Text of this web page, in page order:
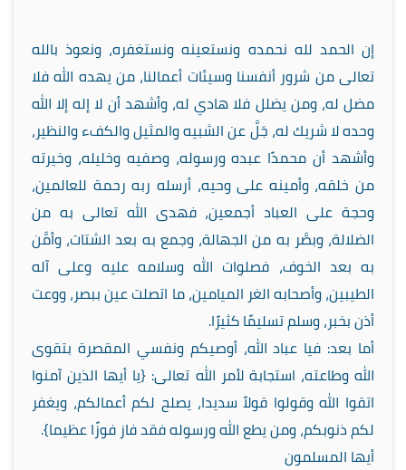
إن الحمد لله نحمده ونستعينه ونستغفره، ونعوذ بالله
تعالى من شرور أنفسنا وسيئات أعمالنا، من يهده الله فلا
مضل له، ومن يضلل فلا هادي له، وأشهد أن لا إله إلا الله
وحده لا شريك له، جَلَّ عن الشبيه والمثيل والكفء والنظير،
وأشهد أن محمدًا عبده ورسوله، وصفيه وخليله، وخيرته
من خلقه، وأمينه على وحيه، أرسله ربه رحمة للعالمين،
وحجة على العباد أجمعين، فهدى الله تعالى به من
الضلالة، وبصَّر به من الجهالة، وجمع به بعد الشتات، وأمَّن
به بعد الخوف، فصلوات الله وسلامه عليه وعلى آله
الطيبين، وأصحابه الغر الميامين، ما اتصلت عين ببصر، ووعت
أذن بخبر، وسلم تسليمًا كثيرًا.
أما بعد: فيا عباد الله، أوصيكم ونفسي المقصرة بتقوى
الله وطاعته، استجابة لأمر الله تعالى: {يا أيها الذين آمنوا
اتقوا الله وقولوا قولاً سديدا، يصلح لكم أعمالكم، ويغفر
لكم ذنوبكم، ومن يطع الله ورسوله فقد فاز فوزًا عظيما}.
أيها المسلمون